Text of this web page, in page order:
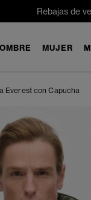
Rebajas de
MUJER
Everest con Capucha